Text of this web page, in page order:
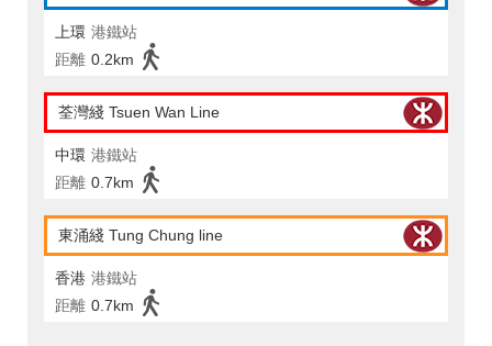
上環 港鐵站
距離 0.2km
荃灣綫 Tsuen Wan Line
中環 港鐵站
距離 0.7km
東涌綫 Tung Chung line
香港 港鐵站
距離 0.7km